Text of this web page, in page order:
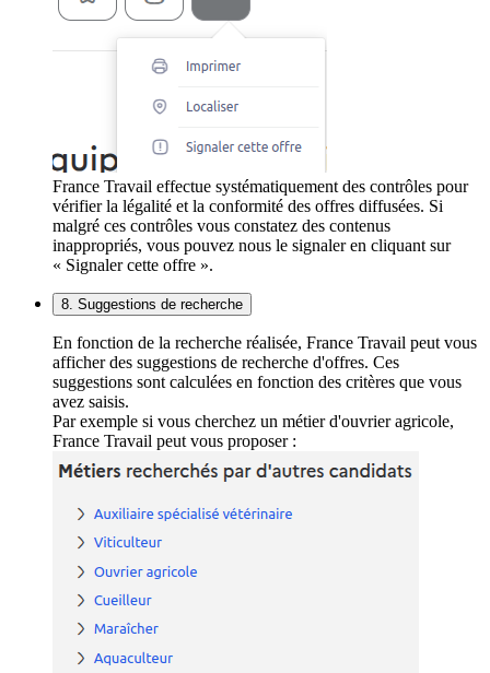
France Travail effectue systématiquement des contrôles pour
vérifier la légalité et la conformité des offres diffusées. Si
malgré ces contrôles vous constatez des contenus
inappropriés, vous pouvez nous le signaler en cliquant sur
« Signaler cette offre ».
8. Suggestions de recherche
En fonction de la recherche réalisée, France Travail peut vous
afficher des suggestions de recherche d'offres. Ces
suggestions sont calculées en fonction des critères que vous
avez saisis.
Par exemple si vous cherchez un métier d'ouvrier agricole,
France Travail peut vous proposer :